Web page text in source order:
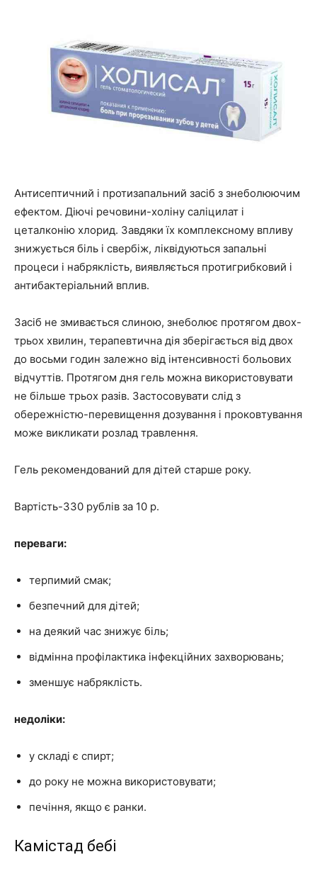
Антисептичний і протизапальний засіб з знеболюючим
ефектом. Діючі речовини-холіну саліцилат і
цеталконію хлорид. Завдяки їх комплексному впливу
знижується біль і свербіж, ліквідуються запальні
процеси і набряклість, виявляється протигрибковий і
антибактеріальний вплив.
Засіб не змивається слиною, знеболює протягом двох-
трьох хвилин, терапевтична дія зберігається від двох
до восьми годин залежно від інтенсивності больових
відчуттів. Протягом дня гель можна використовувати
не більше трьох разів. Застосовувати слід з
обережністю-перевищення дозування і проковтування
може викликати розлад травлення.
Гель рекомендований для дітей старше року.
Вартість-330 рублів за 10 р.
переваги:
терпимий смак;
безпечний для дітей;
на деякий час знижує біль;
відмінна профілактика інфекційних захворювань;
зменшує набряклість.
недоліки:
у складі є спирт;
до року не можна використовувати;
печіння, якщо є ранки.
Камістад бебі